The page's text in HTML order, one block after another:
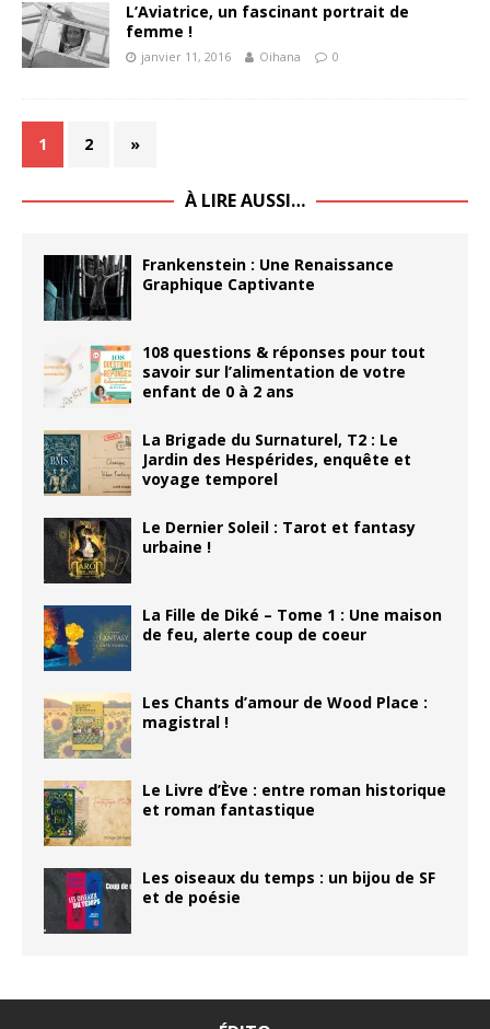
L’Aviatrice, un fascinant portrait de
femme !
janvier 11, 2016 Oihana 0
1 2 »
À LIRE AUSSI…
Frankenstein : Une Renaissance
Graphique Captivante
108 questions & réponses pour tout
savoir sur l’alimentation de votre
enfant de 0 à 2 ans
La Brigade du Surnaturel, T2 : Le
Jardin des Hespérides, enquête et
voyage temporel
Le Dernier Soleil : Tarot et fantasy
urbaine !
La Fille de Diké – Tome 1 : Une maison
de feu, alerte coup de coeur
Les Chants d’amour de Wood Place :
magistral !
Le Livre d’Ève : entre roman historique
et roman fantastique
Les oiseaux du temps : un bijou de SF
et de poésie